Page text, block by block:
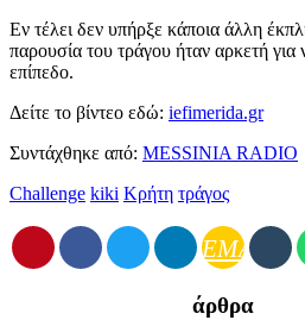
Εν τέλει δεν υπήρξε κάποια άλλη
παρουσία του τράγου ήταν αρκετή
επίπεδο.
Δείτε το βίντεο εδώ: iefimerida.gr
Συντάχθηκε από: MESSINIA RADIO
Challenge kiki Κρήτη τράγος
EMAIL
άρθρα